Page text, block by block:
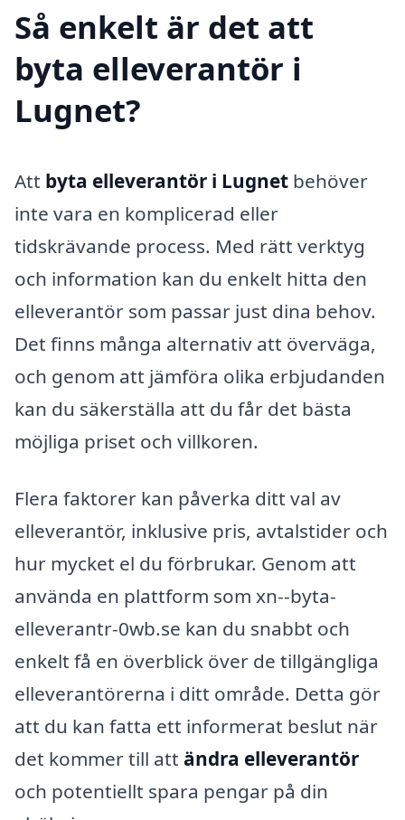
Så enkelt är det att
byta elleverantör i
Lugnet?
Att byta elleverantör i Lugnet behöver
inte vara en komplicerad eller
tidskrävande process. Med rätt verktyg
och information kan du enkelt hitta den
elleverantör som passar just dina behov.
Det finns många alternativ att överväga,
och genom att jämföra olika erbjudanden
kan du säkerställa att du får det bästa
möjliga priset och villkoren.
Flera faktorer kan påverka ditt val av
elleverantör, inklusive pris, avtalstider och
hur mycket el du förbrukar. Genom att
använda en plattform som xn--byta-
elleverantr-0wb.se kan du snabbt och
enkelt få en överblick över de tillgängliga
elleverantörerna i ditt område. Detta gör
att du kan fatta ett informerat beslut när
det kommer till att ändra elleverantör
och potentiellt spara pengar på din